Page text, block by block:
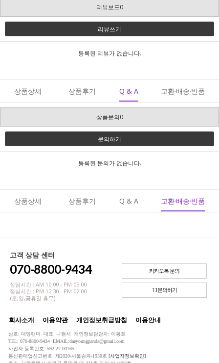
리뷰보드0
리뷰쓰기
등록된 리뷰가 없습니다.
상품상세 상품후기 Q & A 교환·배송·반품
상품문의0
문의하기
등록된 문의가 없습니다.
상품상세 상품후기 Q & A 교환·배송·반품
고객 상담 센터
070-8800-9434
상담시간 : AM 10:00 - PM 05:00
점심시간 : PM 12:30 - PM 02:00
(토,일,공휴일 휴무)
카카오톡 문의
1:1문의하기
회사소개 이용약관 개인정보취급방침 이용안내
상호: 대영팬더 대표: 나현서 개인정보담당자: 이봉희
TEL: 070-8800-9434 EMAIL:daeyoungpanda@gmail.com
사업자 등록번호: 592-27-00165
통신판매업신고번호: 제2020-서울송파-1930호 [사업자정보확인]